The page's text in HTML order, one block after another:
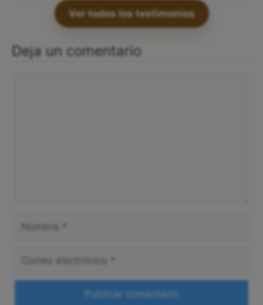
Ver todos los testimonios
Deja un comentario